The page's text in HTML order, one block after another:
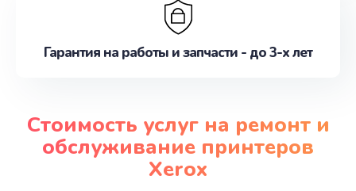
Гарантия на работы и запчасти - до 3-х лет
Стоимость услуг на ремонт и
обслуживание принтеров
Xerox